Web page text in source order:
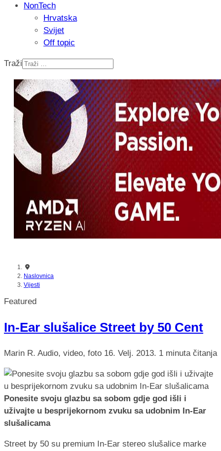
Recenzija: Einhell Professional CP-
nikada prije
NonTech
Hrvatska
Svijet
Off topic
Traži
Naslovnica
Vijesti
Featured
In-Ear slušalice Street by 50 Cent
Marin R. Audio, video, foto 16. Velj. 2013. 1 minuta čitanja
Ponesite svoju glazbu sa sobom gdje god išli i
uživajte u besprijekornom zvuku sa udobnim In-Ear
slušalicama
Street by 50 su premium In-Ear stereo slušalice marke